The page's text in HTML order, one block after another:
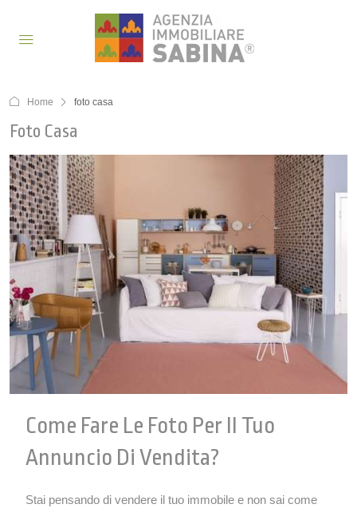
Home foto casa
Foto Casa
Come Fare Le Foto Per Il Tuo
Annuncio Di Vendita?
Stai pensando di vendere il tuo immobile e non sai come